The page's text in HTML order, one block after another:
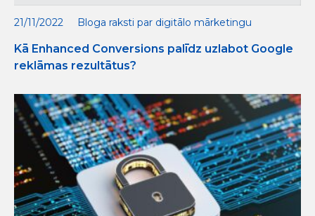
21/11/2022 Bloga raksti par digitālo mārketingu
Kā Enhanced Conversions palīdz uzlabot Google
reklāmas rezultātus?